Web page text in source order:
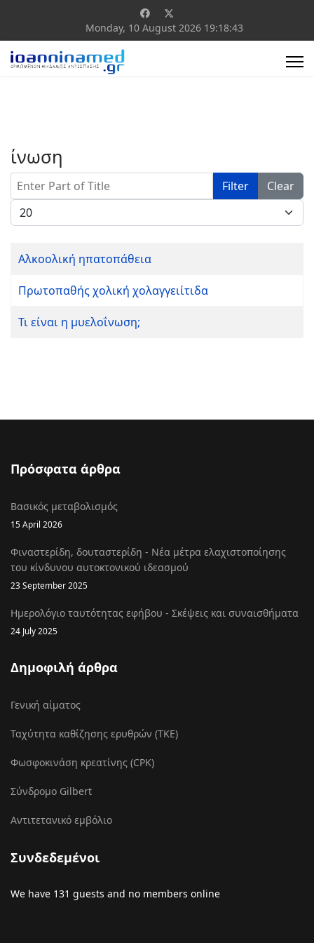
Monday, 10 August 2026 19:18:43
ίνωση
Enter Part of Title Filter
Clear
Display #
Αλκοολική ηπατοπάθεια
Πρωτοπαθής χολική χολαγγειίτιδα
Τι είναι η μυελοΐνωση;
Πρόσφατα άρθρα
Βασικός μεταβολισμός
15 April 2026
Φιναστερίδη, δουταστερίδη - Νέα μέτρα ελαχιστοποίησης
του κίνδυνου αυτοκτονικού ιδεασμού
23 September 2025
Ημερολόγιο ταυτότητας εφήβου - Σκέψεις και συναισθήματα
24 July 2025
Δημοφιλή άρθρα
Γενική αίματος
Ταχύτητα καθίζησης ερυθρών (ΤΚΕ)
Φωσφοκινάση κρεατίνης (CPK)
Σύνδρομο Gilbert
Αντιτετανικό εμβόλιο
Συνδεδεμένοι
We have 131 guests and no members online